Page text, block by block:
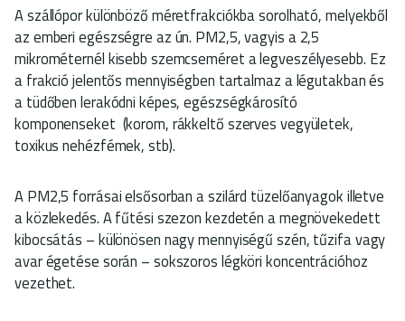
A szállópor különböző méretfrakciókba sorolható, melyekből
az emberi egészségre az ún. PM2,5, vagyis a 2,5
mikrométernél kisebb szemcseméret a legveszélyesebb. Ez
a frakció jelentős mennyiségben tartalmaz a légutakban és
a tüdőben lerakódni képes, egészségkárosító
komponenseket (korom, rákkeltő szerves vegyületek,
toxikus nehézfémek, stb).
A PM2,5 forrásai elsősorban a szilárd tüzelőanyagok illetve
a közlekedés. A fűtési szezon kezdetén a megnövekedett
kibocsátás – különösen nagy mennyiségű szén, tűzifa vagy
avar égetése során – sokszoros légköri koncentrációhoz
vezethet.